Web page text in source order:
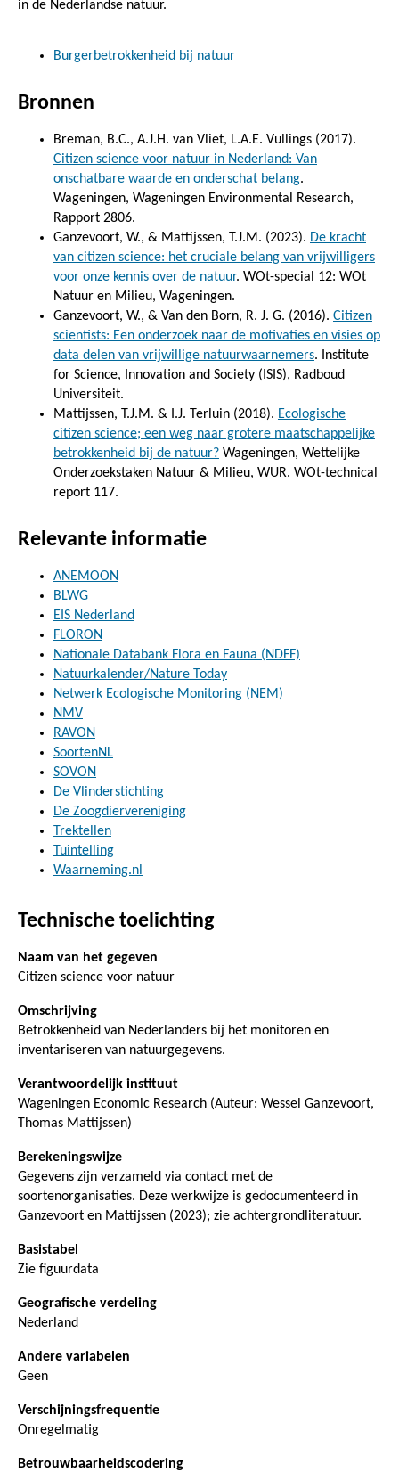
in de Nederlandse natuur.
Burgerbetrokkenheid bij natuur
Bronnen
Breman, B.C., A.J.H. van Vliet, L.A.E. Vullings (2017).
Citizen science voor natuur in Nederland: Van
onschatbare waarde en onderschat belang.
Wageningen, Wageningen Environmental Research,
Rapport 2806.
Ganzevoort, W., & Mattijssen, T.J.M. (2023). De kracht
van citizen science: het cruciale belang van vrijwilligers
voor onze kennis over de natuur. WOt-special 12: WOt
Natuur en Milieu, Wageningen.
Ganzevoort, W., & Van den Born, R. J. G. (2016). Citizen
scientists: Een onderzoek naar de motivaties en visies op
data delen van vrijwillige natuurwaarnemers. Institute
for Science, Innovation and Society (ISIS), Radboud
Universiteit.
Mattijssen, T.J.M. & I.J. Terluin (2018). Ecologische
citizen science; een weg naar grotere maatschappelijke
betrokkenheid bij de natuur? Wageningen, Wettelijke
Onderzoekstaken Natuur & Milieu, WUR. WOt-technical
report 117.
Relevante informatie
ANEMOON
BLWG
EIS Nederland
FLORON
Nationale Databank Flora en Fauna (NDFF)
Natuurkalender/Nature Today
Netwerk Ecologische Monitoring (NEM)
NMV
RAVON
SoortenNL
SOVON
De Vlinderstichting
De Zoogdiervereniging
Trektellen
Tuintelling
Waarneming.nl
Technische toelichting
Naam van het gegeven
Citizen science voor natuur
Omschrijving
Betrokkenheid van Nederlanders bij het monitoren en
inventariseren van natuurgegevens.
Verantwoordelijk instituut
Wageningen Economic Research (Auteur: Wessel Ganzevoort,
Thomas Mattijssen)
Berekeningswijze
Gegevens zijn verzameld via contact met de
soortenorganisaties. Deze werkwijze is gedocumenteerd in
Ganzevoort en Mattijssen (2023); zie achtergrondliteratuur.
Basistabel
Zie figuurdata
Geografische verdeling
Nederland
Andere variabelen
Geen
Verschijningsfrequentie
Onregelmatig
Betrouwbaarheidscodering